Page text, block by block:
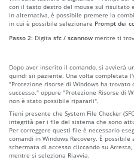
con il tasto destro del mouse sul risultato
In alternativa, è possibile premere la
in cui è possibile selezionare Prompt dei
Passo 2: Digita sfc / scannow mentre ti
Dopo aver inserito il comando, si avvierà
quindi sii paziente. Una volta completata
"Protezione risorse di Windows ha
successo." oppure "Protezione Risorse di
non è stato possibile ripararli".
Tieni presente che System File Checker
integrità per i file del sistema che sono
Per correggere questi file è necessario
comandi in Windows Recovery. È possibile
schermata di accesso cliccando su
mentre si seleziona Riavvia.